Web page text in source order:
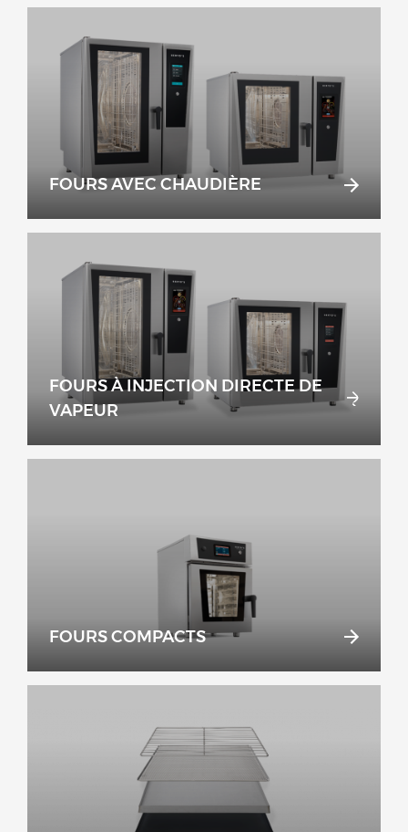
FOURS AVEC CHAUDIÈRE
FOURS À INJECTION DIRECTE DE
VAPEUR
FOURS COMPACTS